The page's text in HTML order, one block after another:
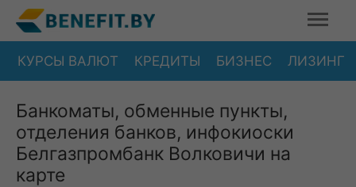
КУРСЫ ВАЛЮТ КРЕДИТЫ БИЗНЕС ЛИЗИНГ
Банкоматы, обменные пункты,
отделения банков, инфокиоски
Белгазпромбанк Волковичи на
карте